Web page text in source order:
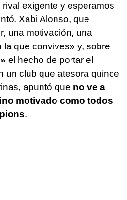
exigente y esperamos
Xabi Alonso, que
una motivación, una
la que convives» y, sobre
el hecho de portar el
un club que atesora quince
apuntó que no ve a
motivado como todos
.